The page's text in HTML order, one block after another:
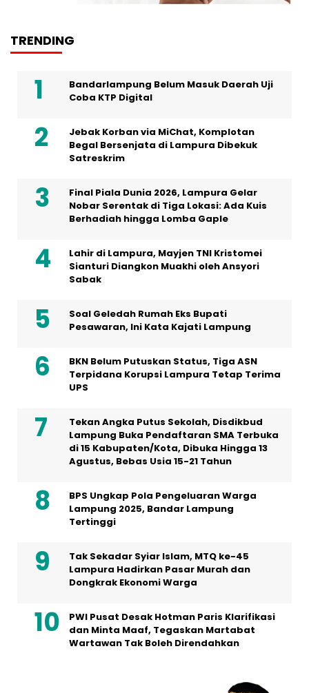
TRENDING
Bandarlampung Belum Masuk Daerah Uji
Coba KTP Digital
Jebak Korban via MiChat, Komplotan
Begal Bersenjata di Lampura Dibekuk
Satreskrim
Final Piala Dunia 2026, Lampura Gelar
Nobar Serentak di Tiga Lokasi: Ada Kuis
Berhadiah hingga Lomba Gaple
Lahir di Lampura, Mayjen TNI Kristomei
Sianturi Diangkon Muakhi oleh Ansyori
Sabak
Soal Geledah Rumah Eks Bupati
Pesawaran, Ini Kata Kajati Lampung
BKN Belum Putuskan Status, Tiga ASN
Terpidana Korupsi Lampura Tetap Terima
UPS
Tekan Angka Putus Sekolah, Disdikbud
Lampung Buka Pendaftaran SMA Terbuka
di 15 Kabupaten/Kota, Dibuka Hingga 13
Agustus, Bebas Usia 15-21 Tahun
BPS Ungkap Pola Pengeluaran Warga
Lampung 2025, Bandar Lampung
Tertinggi
Tak Sekadar Syiar Islam, MTQ ke-45
Lampura Hadirkan Pasar Murah dan
Dongkrak Ekonomi Warga
PWI Pusat Desak Hotman Paris Klarifikasi
dan Minta Maaf, Tegaskan Martabat
Wartawan Tak Boleh Direndahkan